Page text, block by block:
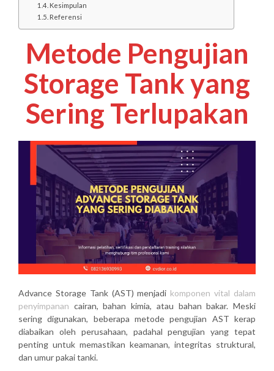
Kesimpulan
Referensi
Metode Pengujian
Storage Tank yang
Sering Terlupakan
Advance Storage Tank (AST) menjadi komponen vital dalam
penyimpanan cairan, bahan kimia, atau bahan bakar. Meski
sering digunakan, beberapa metode pengujian AST kerap
diabaikan oleh perusahaan, padahal pengujian yang tepat
penting untuk memastikan keamanan, integritas struktural,
dan umur pakai tanki.